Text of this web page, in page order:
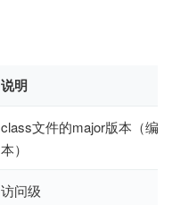
说明
class文件的major版本（编
本）
访问级